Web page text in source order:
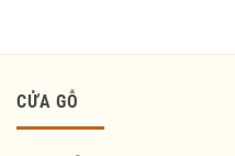
CỬA GỖ